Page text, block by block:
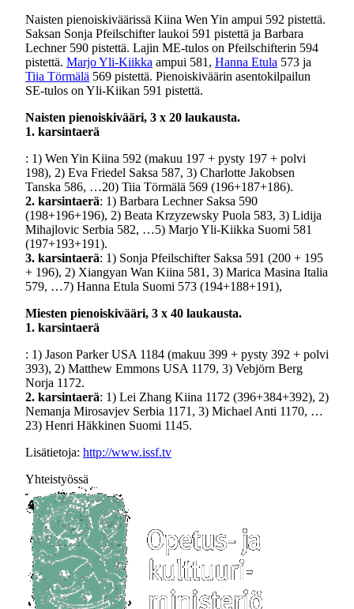
Naisten pienoiskiväärissä Kiina Wen Yin ampui 592 pistettä.
Saksan Sonja Pfeilschifter laukoi 591 pistettä ja Barbara
Lechner 590 pistettä. Lajin ME-tulos on Pfeilschifterin 594
pistettä. Marjo Yli-Kiikka ampui 581, Hanna Etula 573 ja
Tiia Törmälä 569 pistettä. Pienoiskiväärin asentokilpailun
SE-tulos on Yli-Kiikan 591 pistettä.
Naisten pienoiskivääri, 3 x 20 laukausta.
1. karsintaerä
: 1) Wen Yin Kiina 592 (makuu 197 + pysty 197 + polvi
198), 2) Eva Friedel Saksa 587, 3) Charlotte Jakobsen
Tanska 586, …20) Tiia Törmälä 569 (196+187+186).
2. karsintaerä: 1) Barbara Lechner Saksa 590
(198+196+196), 2) Beata Krzyzewsky Puola 583, 3) Lidija
Mihajlovic Serbia 582, …5) Marjo Yli-Kiikka Suomi 581
(197+193+191).
3. karsintaerä: 1) Sonja Pfeilschifter Saksa 591 (200 + 195
+ 196), 2) Xiangyan Wan Kiina 581, 3) Marica Masina Italia
579, …7) Hanna Etula Suomi 573 (194+188+191),
Miesten pienoiskivääri, 3 x 40 laukausta.
1. karsintaerä
: 1) Jason Parker USA 1184 (makuu 399 + pysty 392 + polvi
393), 2) Matthew Emmons USA 1179, 3) Vebjörn Berg
Norja 1172.
2. karsintaerä: 1) Lei Zhang Kiina 1172 (396+384+392), 2)
Nemanja Mirosavjev Serbia 1171, 3) Michael Anti 1170, …
23) Henri Häkkinen Suomi 1145.
Lisätietoja: http://www.issf.tv
Yhteistyössä